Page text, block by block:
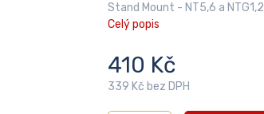
Stand Mount - NT5,6 a NTG1,2
Celý popis
410 Kč
339 Kč bez DPH